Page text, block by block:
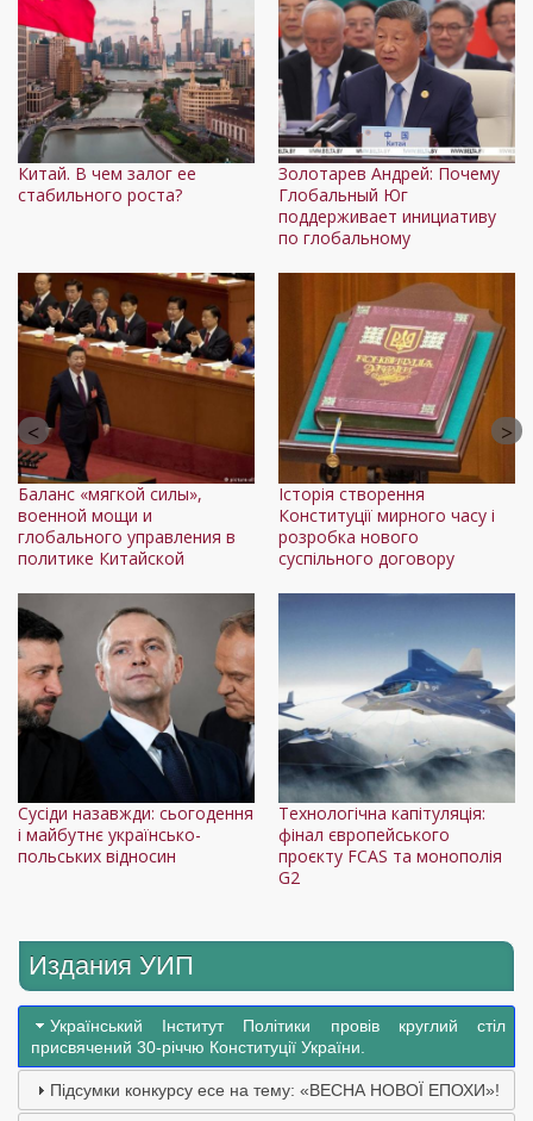
Китай. В чем залог ее
стабильного роста?
Золотарев Андрей: Почему
Глобальный Юг
поддерживает инициативу
по глобальному
Баланс «мягкой силы»,
военной мощи и
глобального управления в
политике Китайской
Історія створення
Конституції мирного часу і
розробка нового
суспільного договору
Сусіди назавжди: сьогодення
і майбутнє українсько-
польських відносин
Технологічна капітуляція:
фінал європейського
проєкту FCAS та монополія
G2
Издания УИП
Український Інститут Політики провів круглий стіл
присвячений 30-річчю Конституції України.
Підсумки конкурсу есе на тему: «ВЕСНА НОВОЇ ЕПОХИ»!